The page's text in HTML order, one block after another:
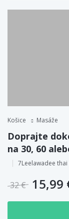
Košice Masáže
Doprajte
na 30, 60
7Leelawadee thai
32 € 15,99